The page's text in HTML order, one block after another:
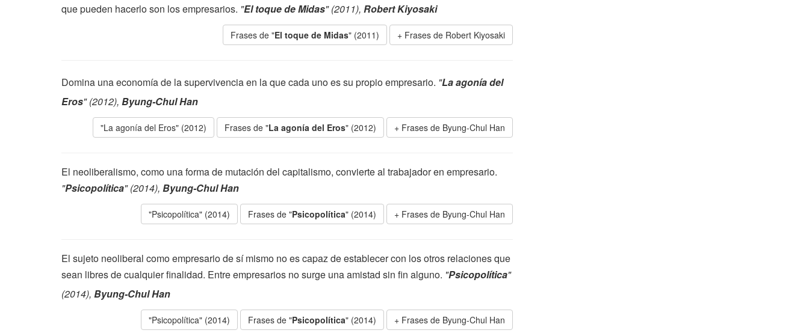
que pueden hacerlo son los empresarios. "El toque de Midas" (2011), Robert Kiyosaki
Frases de "El toque de Midas" (2011) Frases de Robert Kiyosaki
Domina una economía de la supervivencia en la que cada uno es su propio empresario. "La agonía del
Eros" (2012), Byung-Chul Han
"La agonía del Eros" (2012) Frases de "La agonía del Eros" (2012) Frases de Byung-Chul Han
El neoliberalismo, como una forma de mutación del capitalismo, convierte al trabajador en empresario.
"Psicopolítica" (2014), Byung-Chul Han
"Psicopolítica" (2014) Frases de "Psicopolítica" (2014) Frases de Byung-Chul Han
El sujeto neoliberal como empresario de sí mismo no es capaz de establecer con los otros relaciones que
sean libres de cualquier finalidad. Entre empresarios no surge una amistad sin fin alguno. "Psicopolítica"
(2014), Byung-Chul Han
"Psicopolítica" (2014) Frases de "Psicopolítica" (2014) Frases de Byung-Chul Han